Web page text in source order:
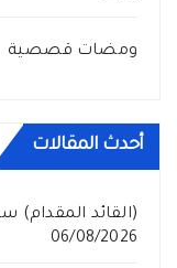
ومضات قصصية
أحدث المقالات
(القائد المقدام)
06/08/2026